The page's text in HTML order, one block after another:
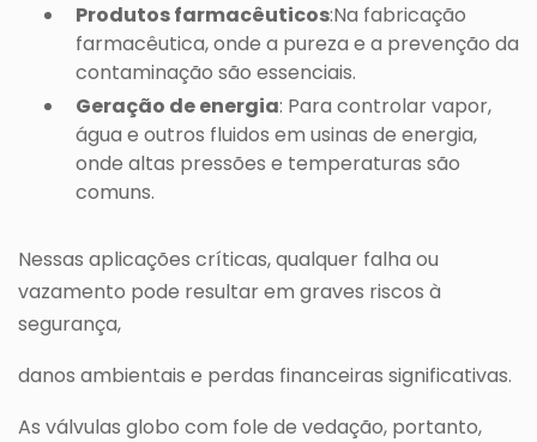
Produtos farmacêuticos:Na fabricação
farmacêutica, onde a pureza e a prevenção da
contaminação são essenciais.
Geração de energia: Para controlar vapor,
água e outros fluidos em usinas de energia,
onde altas pressões e temperaturas são
comuns.
Nessas aplicações críticas, qualquer falha ou
vazamento pode resultar em graves riscos à
segurança,
danos ambientais e perdas financeiras significativas.
As válvulas globo com fole de vedação, portanto,